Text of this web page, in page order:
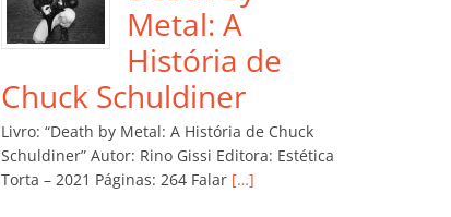
k
ro
m
h
ar
Metal: A
História de
Chuck Schuldiner
Livro: “Death by Metal: A História de Chuck
Schuldiner” Autor: Rino Gissi Editora: Estética
Torta – 2021 Páginas: 264 Falar […]